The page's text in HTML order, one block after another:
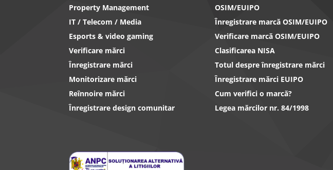
Property Management
IT / Telecom / Media
Esports & video gaming
Verificare mărci
Înregistrare mărci
Monitorizare mărci
Reînnoire mărci
Înregistrare design comunitar
OSIM/EUIPO
Înregistrare marcă OSIM/EUIPO
Verificare marcă OSIM/EUIPO
Clasificarea NISA
Totul despre înregistrare mărci
Înregistrare mărci EUIPO
Cum verifici o marcă?
Legea mărcilor nr. 84/1998